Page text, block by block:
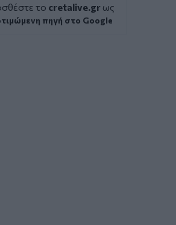
το cretalive.gr ως
πηγή στο Google